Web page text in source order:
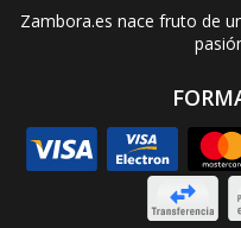
Zambora.es nace fruto de